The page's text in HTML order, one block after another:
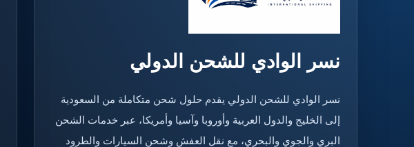
نسر الوادي للشحن الدولي
نسر الوادي للشحن الدولي يقدم حلول شحن متكاملة من السعودية
إلى الخليج والدول العربية وأوروبا وآسيا وأمريكا، عبر خدمات الشحن
البري والجوي والبحري، مع نقل العفش وشحن السيارات والطرود